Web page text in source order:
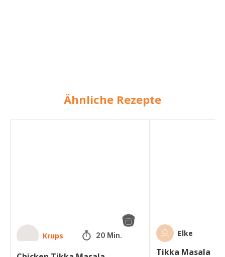
Ähnliche Rezepte
Krups 20 Min. Elke
Tikka Masala